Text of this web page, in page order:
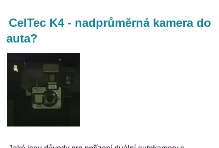
CelTec K4 - nadprůměrná kamera do
auta?